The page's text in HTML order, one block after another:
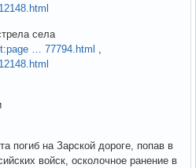
села
… 77794.html
погиб на Зарской дороге, попав в
войск, осколочное ранение в